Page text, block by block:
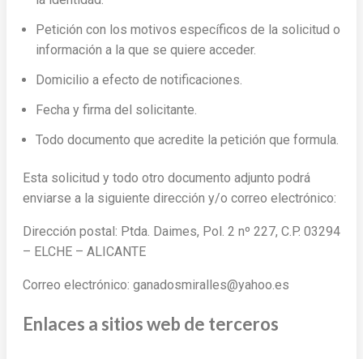
Petición con los motivos específicos de la solicitud o
información a la que se quiere acceder.
Domicilio a efecto de notificaciones.
Fecha y firma del solicitante.
Todo documento que acredite la petición que formula.
Esta solicitud y todo otro documento adjunto podrá
enviarse a la siguiente dirección y/o correo electrónico:
Dirección postal: Ptda. Daimes, Pol. 2 nº 227, C.P. 03294
– ELCHE – ALICANTE
Correo electrónico: ganadosmiralles@yahoo.es
Enlaces a sitios web de terceros